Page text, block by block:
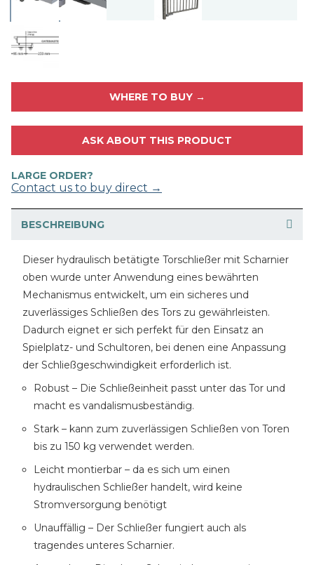
WHERE TO BUY →
ASK ABOUT THIS PRODUCT
LARGE ORDER?
Contact us to buy direct →
BESCHREIBUNG
Dieser hydraulisch betätigte Torschließer mit Scharnier
oben wurde unter Anwendung eines bewährten
Mechanismus entwickelt, um ein sicheres und
zuverlässiges Schließen des Tors zu gewährleisten.
Dadurch eignet er sich perfekt für den Einsatz an
Spielplatz- und Schultoren, bei denen eine Anpassung
der Schließgeschwindigkeit erforderlich ist.
Robust – Die Schließeinheit passt unter das Tor und
macht es vandalismusbeständig.
Stark – kann zum zuverlässigen Schließen von Toren
bis zu 150 kg verwendet werden.
Leicht montierbar – da es sich um einen
hydraulischen Schließer handelt, wird keine
Stromversorgung benötigt
Unauffällig – Der Schließer fungiert auch als
tragendes unteres Scharnier.